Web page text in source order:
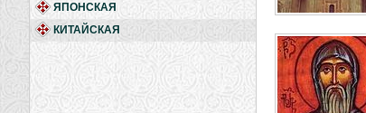
ЯПОНСКАЯ
КИТАЙСКАЯ